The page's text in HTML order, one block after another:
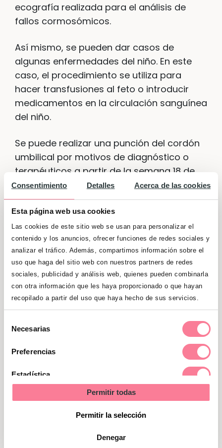
Consentimiento Detalles Acerca de las cookies
Esta página web usa cookies
Las cookies de este sitio web se usan para personalizar el
contenido y los anuncios, ofrecer funciones de redes sociales y
analizar el tráfico. Además, compartimos información sobre el
uso que haga del sitio web con nuestros partners de redes
sociales, publicidad y análisis web, quienes pueden combinarla
con otra información que les haya proporcionado o que hayan
recopilado a partir del uso que haya hecho de sus servicios.
Necesarias
Preferencias
Estadística
Permitir todas
Permitir la selección
Denegar
ecografía realizada para el análisis de
fallos cormosómicos.
Así mismo, se pueden dar casos de
algunas enfermedades del niño. En este
caso, el procedimiento se utiliza para
hacer transfusiones al feto o introducir
medicamentos en la circulación sanguínea
del niño.
Se puede realizar una punción del cordón
umbilical por motivos de diagnóstico o
terapéuticos a partir de la semana 18 de
embarazo.
El examen de células del líquido amniótico,
del tejido de la placenta y de la sangre del
niño, sigue siendo la única manera de
detectar, con gran seguridad, muchos
trastornos cromosómicos y defectos
genéticos (pero no todos).
Gana una canastilla con productos
imprescindibles para tu bebé
¡CONSIGUE LA TUYA!